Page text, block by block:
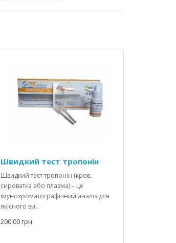
Швидкий тест тропонін
Швидкий тест тропонін (кров,
сироватка або плазма) – це
імунохроматографічний аналіз для
якісного ви..
200.00 грн